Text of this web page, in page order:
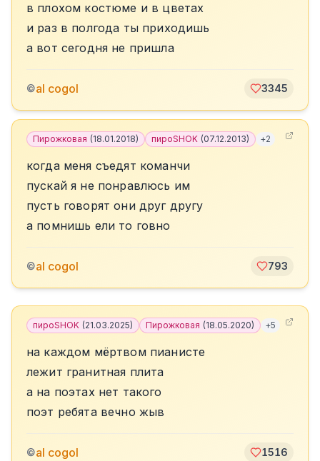
в плохом костюме и в цветах
и раз в полгода ты приходишь
а вот сегодня не пришла
©al cogol 3345
Пирожковая (18.01.2018) пироSHOK (07.12.2013) +2
когда меня съедят команчи
пускай я не понравлюсь им
пусть говорят они друг другу
а помнишь ели то говно
©al cogol 793
пироSHOK (21.03.2025) Пирожковая (18.05.2020) +5
на каждом мёртвом пианисте
лежит гранитная плита
а на поэтах нет такого
поэт ребята вечно жыв
©al cogol 1516